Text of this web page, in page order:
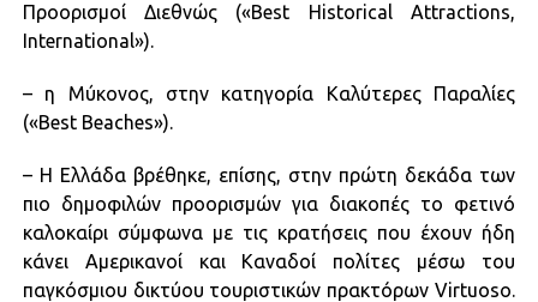
Προορισμοί Διεθνώς («Best Historical Attractions,
International»).
– η Μύκονος, στην κατηγορία Καλύτερες Παραλίες
(«Best Beaches»).
– Η Ελλάδα βρέθηκε, επίσης, στην πρώτη δεκάδα των
πιο δημοφιλών προορισμών για διακοπές το φετινό
καλοκαίρι σύμφωνα με τις κρατήσεις που έχουν ήδη
κάνει Αμερικανοί και Καναδοί πολίτες μέσω του
παγκόσμιου δικτύου τουριστικών πρακτόρων Virtuoso.